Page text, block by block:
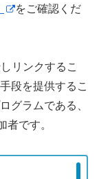
をご確認くだ
リンクするこ
段を提供するこ
グラムである、
です。